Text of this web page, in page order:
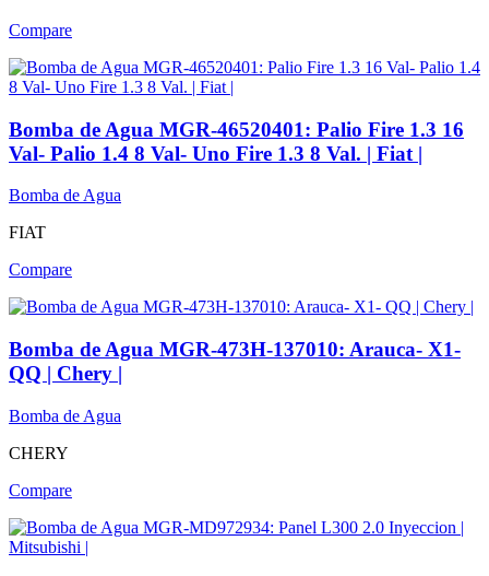
Compare
Bomba de Agua MGR-46520401: Palio Fire 1.3 16
Val- Palio 1.4 8 Val- Uno Fire 1.3 8 Val. | Fiat |
Bomba de Agua
FIAT
Compare
Bomba de Agua MGR-473H-137010: Arauca- X1-
QQ | Chery |
Bomba de Agua
CHERY
Compare